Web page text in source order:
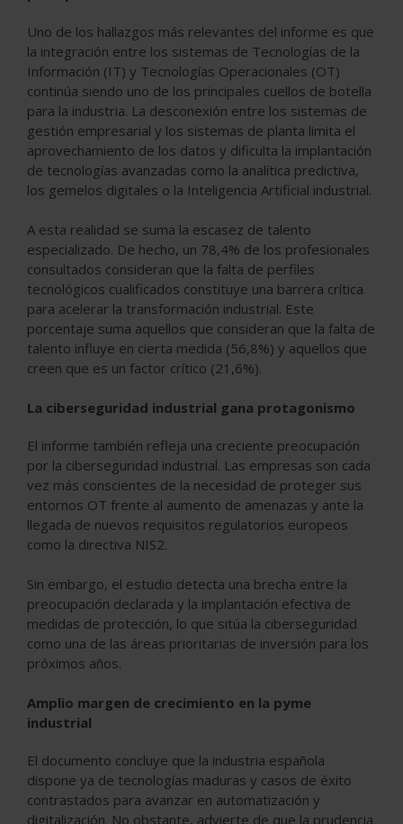
Uno de los hallazgos más relevantes del informe es que
la integración entre los sistemas de Tecnologías de la
Información (IT) y Tecnologías Operacionales (OT)
continúa siendo uno de los principales cuellos de botella
para la industria. La desconexión entre los sistemas de
gestión empresarial y los sistemas de planta limita el
aprovechamiento de los datos y dificulta la implantación
de tecnologías avanzadas como la analítica predictiva,
los gemelos digitales o la Inteligencia Artificial industrial.
A esta realidad se suma la escasez de talento
especializado. De hecho, un 78,4% de los profesionales
consultados consideran que la falta de perfiles
tecnológicos cualificados constituye una barrera crítica
para acelerar la transformación industrial. Este
porcentaje suma aquellos que consideran que la falta de
talento influye en cierta medida (56,8%) y aquellos que
creen que es un factor crítico (21,6%).
La ciberseguridad industrial gana protagonismo
El informe también refleja una creciente preocupación
por la ciberseguridad industrial. Las empresas son cada
vez más conscientes de la necesidad de proteger sus
entornos OT frente al aumento de amenazas y ante la
llegada de nuevos requisitos regulatorios europeos
como la directiva NIS2.
Sin embargo, el estudio detecta una brecha entre la
preocupación declarada y la implantación efectiva de
medidas de protección, lo que sitúa la ciberseguridad
como una de las áreas prioritarias de inversión para los
próximos años.
Amplio margen de crecimiento en la pyme
industrial
El documento concluye que la industria española
dispone ya de tecnologías maduras y casos de éxito
contrastados para avanzar en automatización y
digitalización. No obstante, advierte de que la prudencia